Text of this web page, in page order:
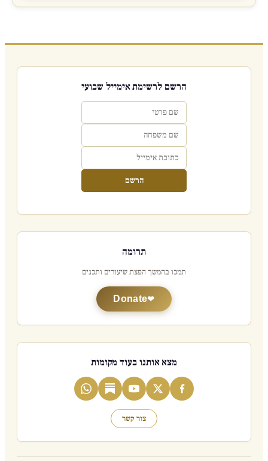
הרשם לרשימת אימייל שבועי
הרשם
תרומה
תמכו בהמשך הפצת שיעורים ותכנים
Donate
מצא אותנו בעוד מקומות
צור קשר